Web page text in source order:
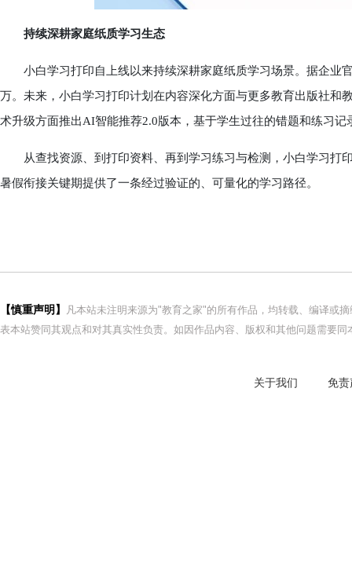
持续深耕家庭纸质学习生态
小白学习打印自上线以来持续深耕家庭纸质学习场景。据企业
万。未来，小白学习打印计划在内容深化方面与更多教育出版社和
术升级方面推出AI智能推荐2.0版本，基于学生过往的错题和练习
从查找资源、到打印资料、再到学习练习与检测，小白学习打
暑假衔接关键期提供了一条经过验证的、可量化的学习路径。
【慎重声明】
凡本站未注明来源为"教育之家"的所有作品，均转载、编译或
表本站赞同其观点和对其真实性负责。如因作品内容、版权和其他问题需要
关于我们 免责